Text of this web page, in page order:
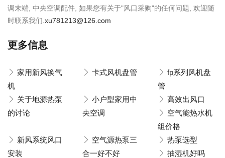
调末端, 中央空调配件, 如果您有关于"风口采购"的任何问题, 欢迎随
时联系我们. xu781213@126.com
更多信息
家用新风换气
机
卡式风机盘管
fp系列风机盘
管
关于地源热泵
的讨论
小户型家用中
央空调
高效出风口
空气能热水机
组价格
新风系统风口
安装
空气源热泵三
合一好不好
热泵选型
抽湿机好吗